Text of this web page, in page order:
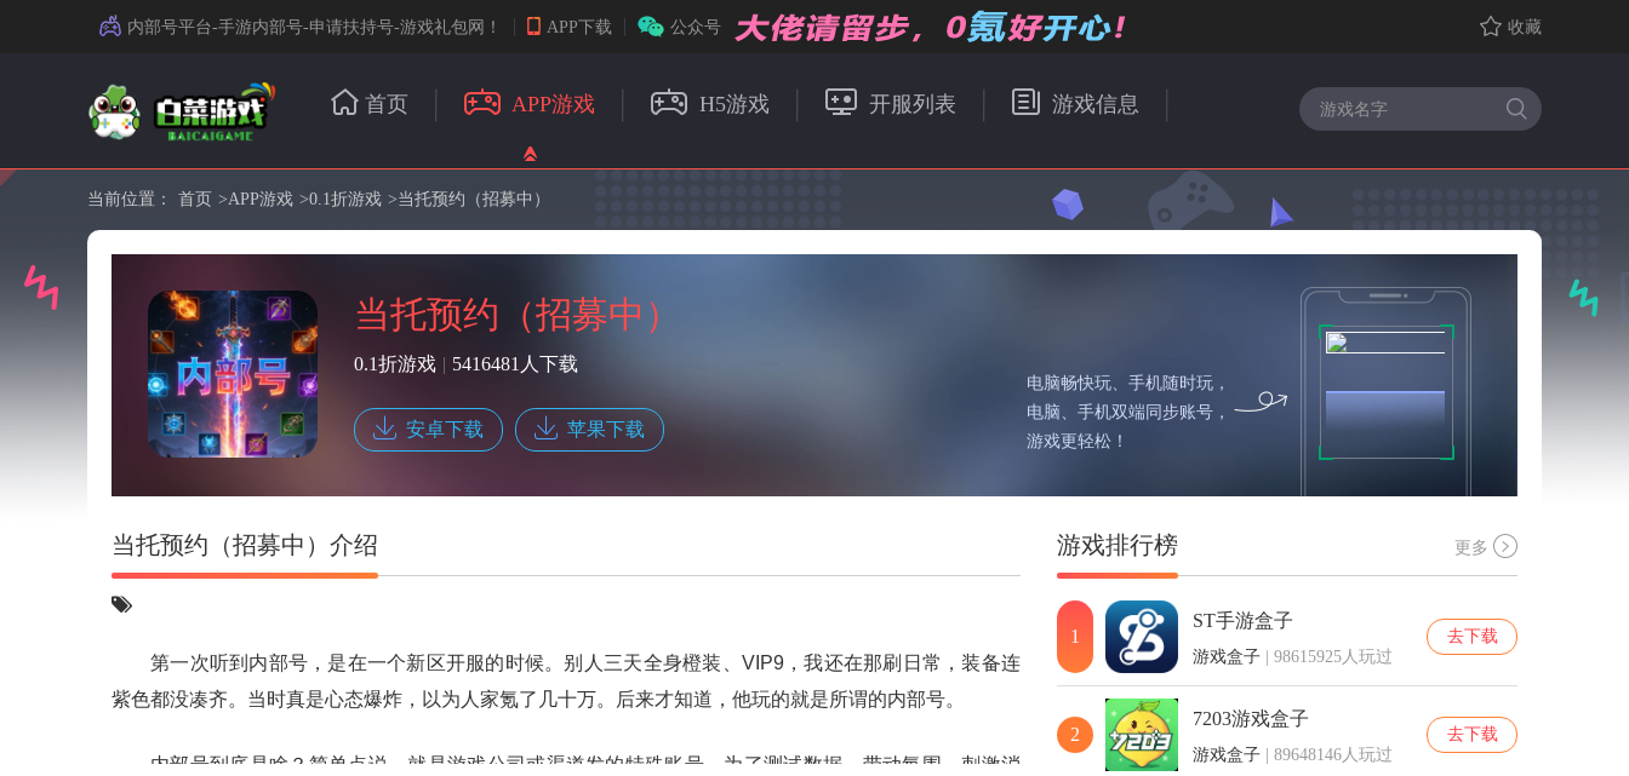
内部号平台-手游内部号-申请扶持号-游戏礼包网！ APP下载 公众号 收藏
首页 APP游戏 H5游戏 开服列表 游戏信息
当前位置： 首页 >APP游戏 >0.1折游戏 >当托预约（招募中）
当托预约（招募中）
0.1折游戏 | 5416481人下载
安卓下载 苹果下载
电脑畅快玩、手机随时玩，
电脑、手机双端同步账号，
游戏更轻松！
当托预约（招募中）介绍
第一次听到内部号，是在一个新区开服的时候。别人三天全身橙装、VIP9，我还在那刷日常，装备连
紫色都没凑齐。当时真是心态爆炸，以为人家氪了几十万。后来才知道，他玩的就是所谓的内部号。
内部号到底是啥？简单点说，就是游戏公司或渠道发的特殊账号。为了测试数据、带动氛围、刺激消
游戏排行榜 更多
1
ST手游盒子
游戏盒子 | 98615925人玩过
去下载
2
7203游戏盒子
游戏盒子 | 89648146人玩过
去下载